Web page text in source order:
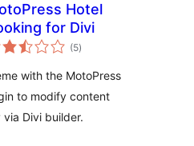
Hotel
for Divi
(5valoracións
totais
)
with the MotoPress
to modify content
Divi builder.